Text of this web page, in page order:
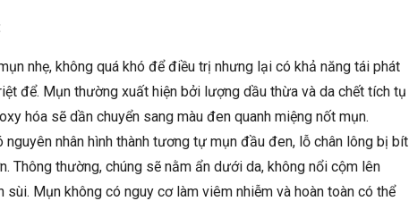
nhẹ, không quá khó để điều trị nhưng lại có khả năng tái phát
để. Mụn thường xuất hiện bởi lượng dầu thừa và da chết tích tụ
hóa sẽ dần chuyển sang màu đen quanh miệng nốt mụn.
nguyên nhân hình thành tương tự mụn đầu đen, lỗ chân lông bị bít
Thông thường, chúng sẽ nằm ẩn dưới da, không nổi cộm lên
Mụn không có nguy cơ làm viêm nhiễm và hoàn toàn có thể